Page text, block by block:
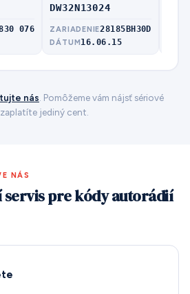
076
DW32N13024
ZARIADENIE28185BH30D
DÁTUM 16.06.15
nás . Pomôžeme vám nájsť sériové
jediný cent.
NÁS
servis pre kódy autorádií